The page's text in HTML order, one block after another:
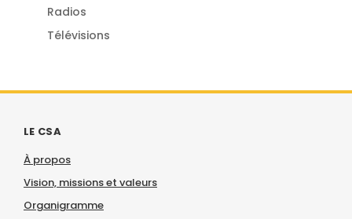
Radios
Télévisions
LE CSA
À propos
Vision, missions et valeurs
Organigramme